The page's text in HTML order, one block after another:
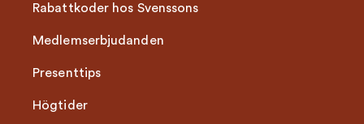
Rabattkoder hos Svenssons
Medlemserbjudanden
Presenttips
Högtider